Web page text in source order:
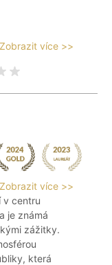
Zobrazit více >>
Zobrazit více >>
v centru
je známá
zážitky.
která